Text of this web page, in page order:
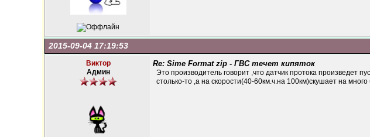
2015-09-04 17:19:53
Виктор
Админ
Re: Sime Format zip - ГВС течет кипяток
Это производитель говорит ,что датчик протока произведет
столько-то ,а на скорости(40-60км.ч.на 100км)скушает на